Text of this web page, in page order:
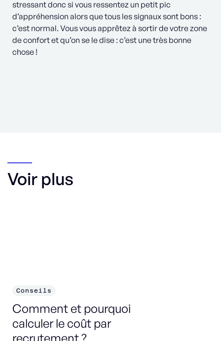
stressant donc si vous ressentez un petit pic
d’appréhension alors que tous les signaux sont bons :
c’est normal. Vous vous apprêtez à sortir de votre zone
de confort et qu’on se le dise : c’est une très bonne
chose !
Voir plus
Conseils
Comment et pourquoi
calculer le coût par
recrutement ?